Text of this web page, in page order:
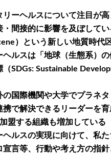
リーヘルスについて注目が
・間接的に影響を及ぼして
）という新しい地質時代
ヘルスは「地球（生態系）
（SDGs: Sustainable
の国際機関や大学でプラネ
携で解決できるリーダーを
盟する組織も増加している
ヘルスの実現に向けて、私
宣言等、行動や考え方の指